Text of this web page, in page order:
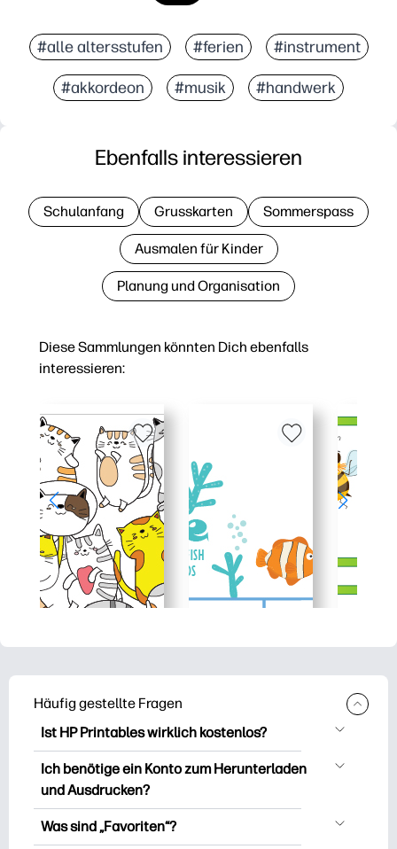
#alle altersstufen #ferien #instrument
#akkordeon #musik #handwerk
Diese Sammlungen könnten Dich ebenfalls
interessieren:
Ebenfalls interessieren
Schulanfang Grusskarten Sommerspass
Ausmalen für Kinder
Planung und Organisation
Häufig gestellte Fragen
Ist HP Printables wirklich kostenlos?
HP Printables bietet über 2.500
kostenlose Vorlagen zum Herunterladen
Vorlagen, unterhaltsame Arbeitsblätter
Ich benötige ein Konto zum Herunterladen
und Ausdrucken?
Sie können es erkunden und drucken,
Was sind „Favoriten“?